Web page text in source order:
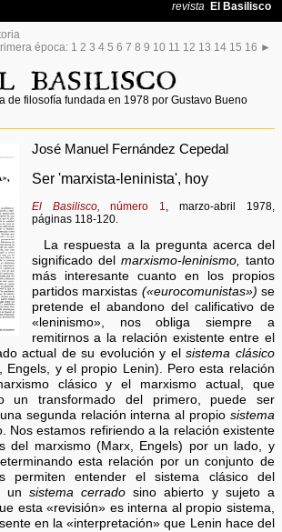
época: 1 2 3 4 5 6 7 8 9 10 11 12 13 14 15 16 ►
de filosofía fundada en 1978 por Gustavo Bueno
José Manuel Fernández Cepedal
Ser 'marxista-leninista', hoy
El Basilisco, número 1, marzo-abril 1978,
páginas 118-120.
La respuesta a la pregunta acerca del
significado del marxismo-leninismo, tanto
más interesante cuanto en los propios
partidos marxistas («eurocomunistas») se
pretende el abandono del calificativo de
«leninismo», nos obliga siempre a
remitirnos a la relación existente entre el
actual de su evolución y elsistema clásico
Engels, y el propio Lenin). Pero esta relación
clásico y el marxismo actual, que
un transformado del primero, puede ser
segunda relación interna al propio sistema
Nos estamos refiriendo a la relación existente
del marxismo (Marx, Engels) por un lado, y
esta relación por un conjunto de
permiten entender el sistema clásico del
un sistema cerrado sino abierto y sujeto a
esta «revisión» es interna al propio sistema,
en la «interpretación» que Lenin hace del